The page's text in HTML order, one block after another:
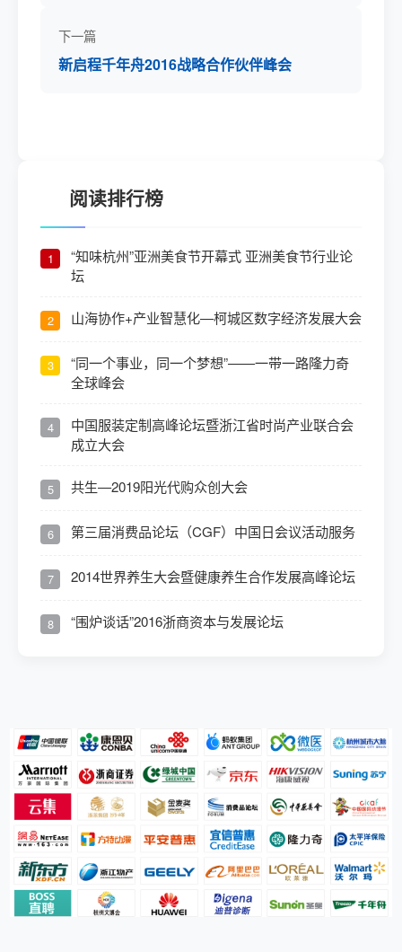
下一篇
新启程千年舟2016战略合作伙伴峰会
阅读排行榜
1
“知味杭州”亚洲美食节开幕式 亚洲美食节行业论
坛
2 山海协作+产业智慧化—柯城区数字经济发展大会
3
“同一个事业，同一个梦想”——一带一路隆力奇
全球峰会
4
中国服装定制高峰论坛暨浙江省时尚产业联合会
成立大会
5 共生—2019阳光代购众创大会
6 第三届消费品论坛（CGF）中国日会议活动服务
7 2014世界养生大会暨健康养生合作发展高峰论坛
8 “围炉谈话”2016浙商资本与发展论坛